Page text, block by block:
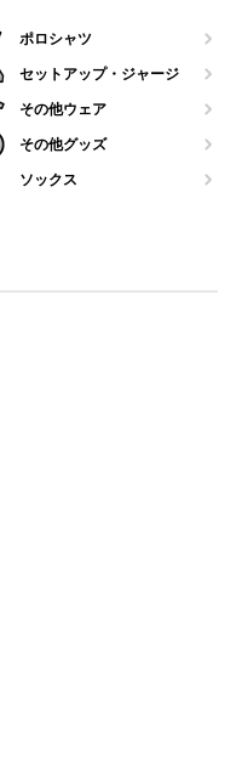
ポロシャツ
セットアップ・ジャージ
その他ウェア
その他グッズ
ソックス